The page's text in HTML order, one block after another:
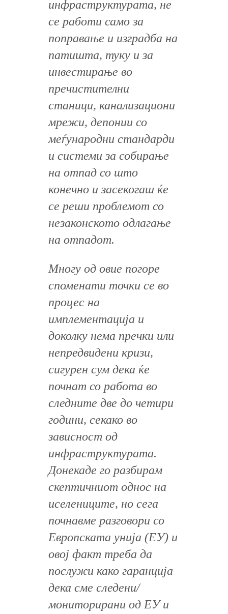
инфраструктурата, не
се работи само за
поправање и изградба на
патишта, туку и за
инвестирање во
пречистителни
станици, канализациони
мрежи, депонии со
меѓународни стандарди
и системи за собирање
на отпад со што
конечно и засекогаш ќе
се реши проблемот со
незаконското одлагање
на отпадот.
Многу од овие погоре
споменати точки се во
процес на
имплементација и
доколку нема пречки или
непредвидени кризи,
сигурен сум дека ќе
почнат со работа во
следните две до четири
години, секако во
зависност од
инфраструктурата.
Донекаде го разбирам
скептичниот однос на
иселениците, но сега
почнавме разговори со
Европската унија (ЕУ) и
овој факт треба да
послужи како гаранција
дека сме следени/
мониторирани од ЕУ и